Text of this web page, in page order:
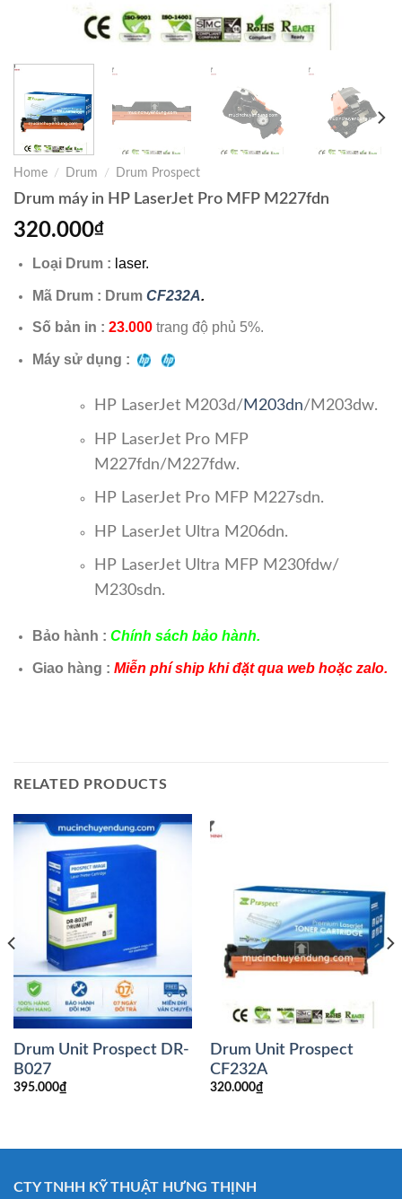
Home / Drum / Drum Prospect
Drum máy in HP LaserJet Pro MFP M227fdn
320.000₫
Loại Drum : laser.
Mã Drum : Drum CF232A.
Số bản in : 23.000trang độ phủ 5%.
Máy sử dụng :
HP LaserJet M203d/ M203dn/M203dw.
HP LaserJet Pro MFP
M227fdn/M227fdw.
HP LaserJet Pro MFP M227sdn.
HP LaserJet Ultra M206dn.
HP LaserJet Ultra MFP M230fdw/
M230sdn.
Bảo hành : Chính sách bảo hành.
Giao hàng : Miễn phí ship khi đặt qua web hoặc zalo.
RELATED PRODUCTS
Drum Unit Prospect DR-
B027
395.000₫
Drum Unit Prospect
CF232A
320.000₫
CTY TNHH KỸ THUẬT HƯNG THỊNH